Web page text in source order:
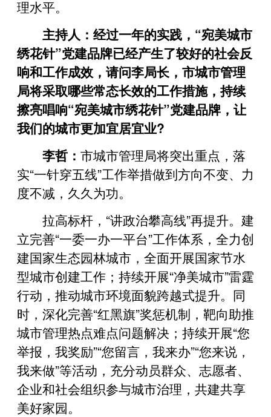
理水平。
主持人：经过一年的实践，“宛美城市
绣花针”党建品牌已经产生了较好的社会反
响和工作成效，请问李局长，市城市管理
局将采取哪些常态长效的工作措施，持续
擦亮唱响“宛美城市绣花针”党建品牌，让
我们的城市更加宜居宜业?
李哲： 市城市管理局将突出重点，落
实“一针穿五线”工作举措做到方向不变、力
度不减，久久为功。
拉高标杆，“讲政治攀高线”再提升。建
立完善“一委一办一平台”工作体系，全力创
建国家生态园林城市，全面开展国家节水
型城市创建工作；持续开展“净美城市”雷霆
行动，推动城市环境面貌跨越式提升。同
时，深化完善“红黑旗”奖惩机制，靶向助推
城市管理热点难点问题解决；持续开展“您
举报，我奖励”“您留言，我来办”“您来说，
我来做”等活动，充分动员群众、志愿者、
企业和社会组织参与城市治理，共建共享
美好家园。